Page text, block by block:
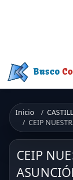
Busco
Inicio
CEIP
CEIP